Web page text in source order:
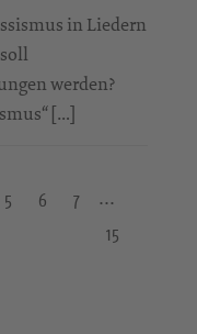
in Liedern
werden?
[…]
5 6
7
15